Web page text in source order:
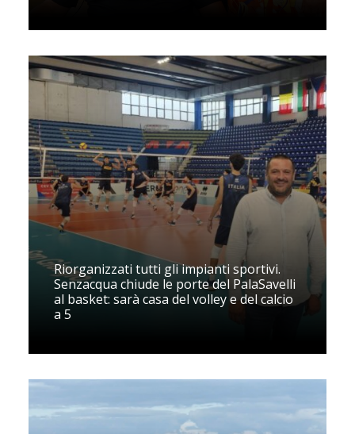
Riorganizzati tutti gli impianti sportivi.
Senzacqua chiude le porte del PalaSavelli
al basket: sarà casa del volley e del calcio
a 5